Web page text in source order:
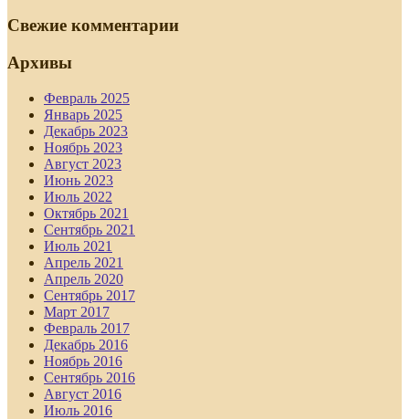
Свежие комментарии
Архивы
Февраль 2025
Январь 2025
Декабрь 2023
Ноябрь 2023
Август 2023
Июнь 2023
Июль 2022
Октябрь 2021
Сентябрь 2021
Июль 2021
Апрель 2021
Апрель 2020
Сентябрь 2017
Март 2017
Февраль 2017
Декабрь 2016
Ноябрь 2016
Сентябрь 2016
Август 2016
Июль 2016